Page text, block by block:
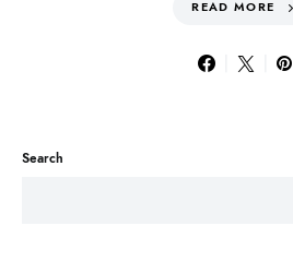
READ MORE
Search